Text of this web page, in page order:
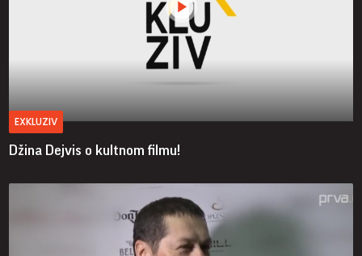
EXKLUZIV
Džina Dejvis o kultnom filmu!